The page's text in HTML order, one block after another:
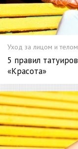
Уход за лицом и
5 правил
«Красота»